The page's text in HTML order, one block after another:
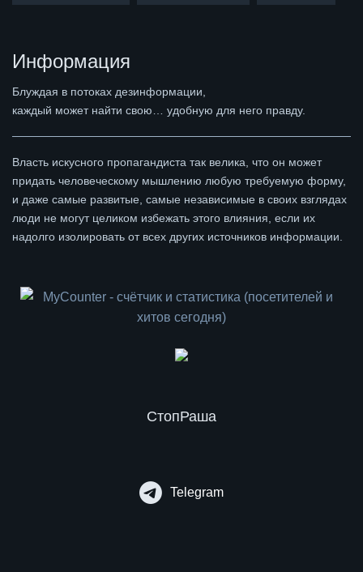
Информация
Блуждая в потоках дезинформации,
каждый может найти свою… удобную для него правду.
Власть искусного пропагандиста так велика, что он может
придать человеческому мышлению любую требуемую форму,
и даже самые развитые, самые независимые в своих взглядах
люди не могут целиком избежать этого влияния, если их
надолго изолировать от всех других источников информации.
СтопРаша
Telegram